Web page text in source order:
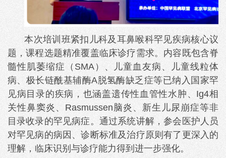
本次培训班紧扣儿科及耳鼻喉科罕见疾病核心议
题，课程选题精准覆盖临床诊疗需求。内容既包含脊
髓性肌萎缩症（SMA）、儿童血友病、儿童线粒体
病、极长链酰基辅酶A脱氢酶缺乏症等已纳入国家罕
见病目录的疾病，也涵盖遗传性血管性水肿、Ig4相
关性鼻窦炎、Rasmussen脑炎、新生儿尿崩症等非
目录收录的罕见病症。通过系统讲解，参会医护人员
对罕见病的病因、诊断标准及治疗原则有了更深入的
理解，临床识别与诊疗能力得到进一步强化。